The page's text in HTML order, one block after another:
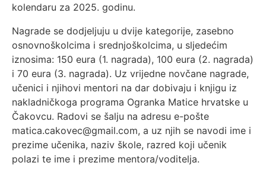
kolendaru za 2025. godinu.
Nagrade se dodjeljuju u dvije kategorije, zasebno
osnovnoškolcima i srednjoškolcima, u sljedećim
iznosima: 150 eura (1. nagrada), 100 eura (2. nagrada)
i 70 eura (3. nagrada). Uz vrijedne novčane nagrade,
učenici i njihovi mentori na dar dobivaju i knjigu iz
nakladničkoga programa Ogranka Matice hrvatske u
Čakovcu. Radovi se šalju na adresu e-pošte
matica.cakovec@gmail.com, a uz njih se navodi ime i
prezime učenika, naziv škole, razred koji učenik
polazi te ime i prezime mentora/voditelja.